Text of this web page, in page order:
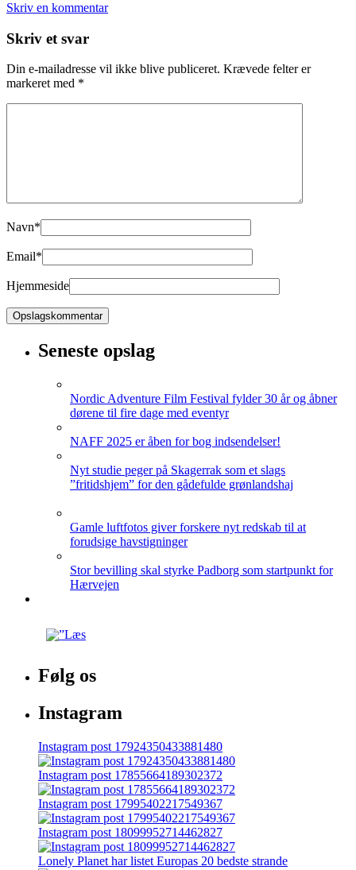
Skriv en kommentar
Skriv et svar
Din e-mailadresse vil ikke blive publiceret. Krævede felter er
markeret med *
Navn*
Email*
Hjemmeside
Seneste opslag
Nordic Adventure Film Festival fylder 30 år og åbner
dørene til fire dage med eventyr
NAFF 2025 er åben for bog indsendelser!
Nyt studie peger på Skagerrak som et slags
”fritidshjem” for den gådefulde grønlandshaj
Gamle luftfotos giver forskere nyt redskab til at
forudsige havstigninger
Stor bevilling skal styrke Padborg som startpunkt for
Hærvejen
Følg os
Instagram
Instagram post 17924350433881480
Instagram post 17855664189302372
Instagram post 17995402217549367
Instagram post 18099952714462827
Lonely Planet har listet Europas 20 bedste strande